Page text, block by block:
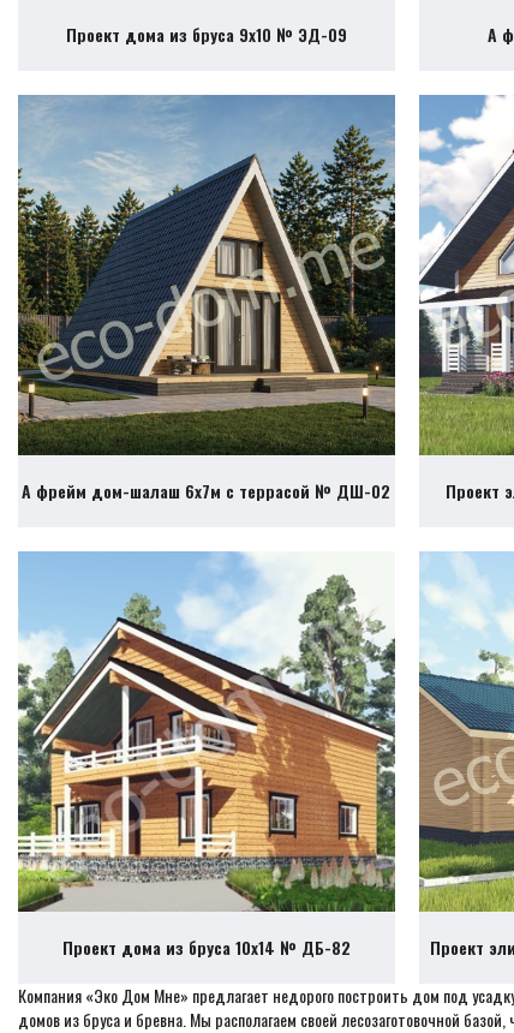
Проект дома из бруса 9х10 № ЭД-09 А
А фрейм дом-шалаш 6х7м с террасой № ДШ-02 Проект
Проект дома из бруса 10х14 № ДБ-82
Проект
Компания «Эко Дом Мне» предлагает недорого построить дом под
домов из бруса и бревна. Мы располагаем своей лесозаготовочной